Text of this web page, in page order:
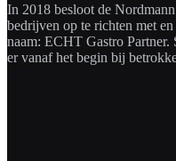
In 2018 besloot de
bedrijven op te richten met
naam: ECHT Gastro
er vanaf het begin bij